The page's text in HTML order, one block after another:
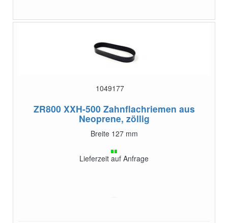
1049177
ZR800 XXH-500 Zahnflachriemen aus
Neoprene, zöllig
Breite 127 mm
Lieferzeit auf Anfrage